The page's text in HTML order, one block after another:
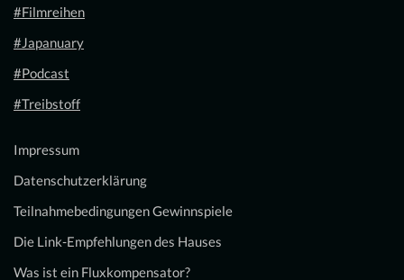
#Filmreihen
#Japanuary
#Podcast
#Treibstoff
Impressum
Datenschutzerklärung
Teilnahmebedingungen Gewinnspiele
Die Link-Empfehlungen des Hauses
Was ist ein Fluxkompensator?